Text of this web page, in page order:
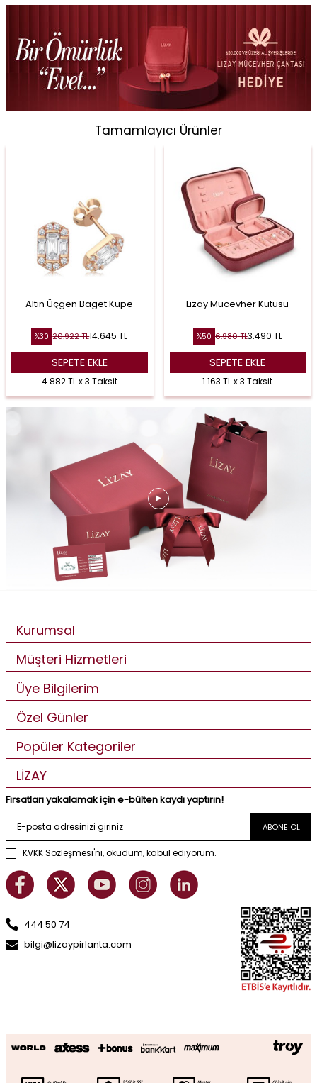
Tamamlayıcı Ürünler
Altın Üçgen Baget Küpe
%30 20.922TL14.645 TL
SEPETE EKLE
4.882 TL x 3 Taksit
Lizay Mücevher Kutusu
%50 6.980TL3.490 TL
SEPETE EKLE
1.163 TL x 3 Taksit
Kurumsal
Müşteri Hizmetleri
Üye Bilgilerim
Özel Günler
Popüler Kategoriler
LİZAY
Fırsatları yakalamak için e-bülten kaydı yaptırın!
ABONE OL
KVKK Sözleşmesi'ni, okudum, kabul ediyorum.
444 50 74
bilgi@lizaypirlanta.com